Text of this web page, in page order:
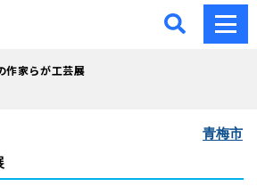
レ -東京・西多摩の
作家らが工芸展
青梅市